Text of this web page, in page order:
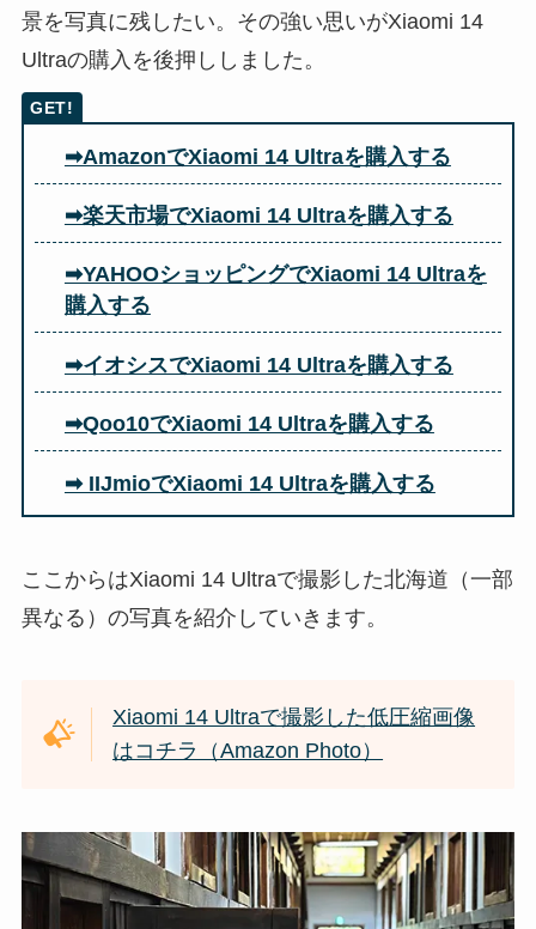
景を写真に残したい。その強い思いがXiaomi 14
Ultraの購入を後押ししました。
➡AmazonでXiaomi 14 Ultraを購入する
➡楽天市場でXiaomi 14 Ultraを購入する
➡YAHOOショッピングでXiaomi 14 Ultraを
購入する
➡イオシスでXiaomi 14 Ultraを購入する
➡Qoo10でXiaomi 14 Ultraを購入する
➡ IIJmioでXiaomi 14 Ultraを購入する
ここからはXiaomi 14 Ultraで撮影した北海道（一部
異なる）の写真を紹介していきます。
Xiaomi 14 Ultraで撮影した低圧縮画像
はコチラ（Amazon Photo）